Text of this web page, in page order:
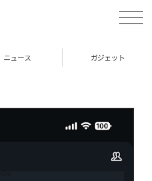
toggle
ニュース ガジェット